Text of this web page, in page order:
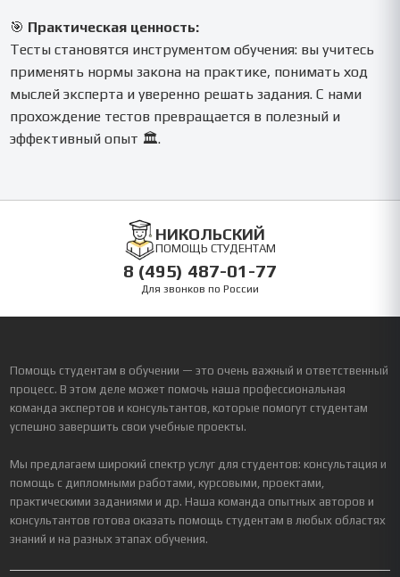
🎯 Практическая ценность:
Тесты становятся инструментом обучения: вы учитесь
применять нормы закона на практике, понимать ход
мыслей эксперта и уверенно решать задания. С нами
прохождение тестов превращается в полезный и
эффективный опыт 🏛️.
НИКОЛЬСКИЙ
ПОМОЩЬ СТУДЕНТАМ
8 (495) 487-01-77
Для звонков по России
Помощь студентам в обучении — это очень важный и ответственный
процесс. В этом деле может помочь наша профессиональная
команда экспертов и консультантов, которые помогут студентам
успешно завершить свои учебные проекты.
Мы предлагаем широкий спектр услуг для студентов: консультация и
помощь с дипломными работами, курсовыми, проектами,
практическими заданиями и др. Наша команда опытных авторов и
консультантов готова оказать помощь студентам в любых областях
знаний и на разных этапах обучения.